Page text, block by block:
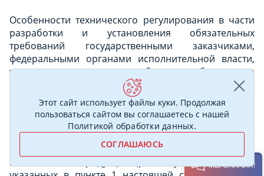
Особенности технического регулирования в части
разработки и установления обязательных
требований государственными заказчиками,
федеральными органами исполнительной власти,
уполномоченными в области обеспечения
безопасности, обороны, внешней разведки,
противодействия техническим разведкам и
технической защиты информации,
государственного управления использованием
атомной энергии, государственного регулирования
безопасности при использовании атомной энергии,
в отношении продукции (работ, услуг), объектов,
Этот сайт использует файлы куки. Продолжая
пользоваться сайтом вы соглашаетесь с нашей
Политикой обработки данных.
СОГЛАШАЮСЬ
МЫ ОНЛАЙН!